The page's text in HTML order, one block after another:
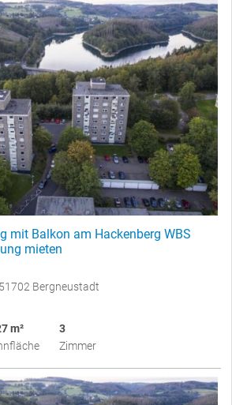
mit Balkon am Hackenberg WBS
mieten
Bergneustadt
m²
3
Zimmer